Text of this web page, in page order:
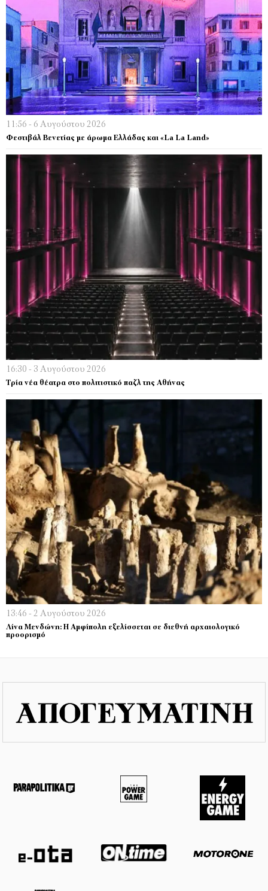
11:56 - 6 Αυγούστου 2026
Φεστιβάλ Βενετίας με άρωμα Ελλάδας και «La La Land»
16:30 - 3 Αυγούστου 2026
Τρία νέα θέατρα στο πολιτιστικό παζλ της Αθήνας
13:46 - 2 Αυγούστου 2026
Λίνα Μενδώνη: Η Αμφίπολη εξελίσσεται σε διεθνή αρχαιολογικό
προορισμό